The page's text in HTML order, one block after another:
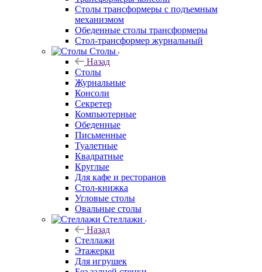
Столы трансформеры с подъемным
механизмом
Обеденные столы трансформеры
Стол-трансформер журнальный
Столы
Назад
Столы
Журнальные
Консоли
Секретер
Компьютерные
Обеденные
Письменные
Туалетные
Квадратные
Круглые
Для кафе и ресторанов
Стол-книжка
Угловые столы
Овальные столы
Стеллажи
Назад
Стеллажи
Этажерки
Для игрушек